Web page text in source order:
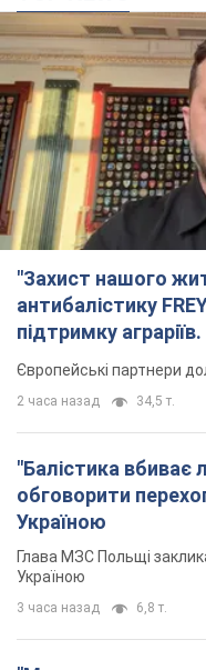
"Захист нашого
антибалістику
підтримку
Європейські партнери
2 часа назад 34,5 т.
"Балістика вбиває
обговорити
Україною
Глава МЗС Польщі
Україною
3 часа назад 6,8 т.